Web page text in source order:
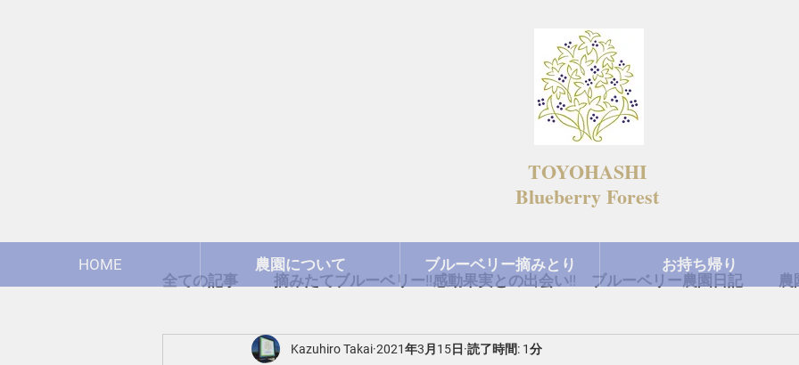
TOYOHASHI
​Blueberry Forest
全ての記事 摘みたてブルーベリー!!感動果実との出会い!! ブルーベリー農園日記 農
ブルーベリーについて 今日の出来事
Kazuhiro Takai 2021年3月15日 読了時間: 1分
HOME 農園について ブルーベリー摘みとり お持ち帰り